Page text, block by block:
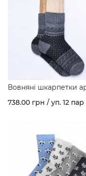
Вовняні шкарпетки
738.00 грн / уп. 12 пар